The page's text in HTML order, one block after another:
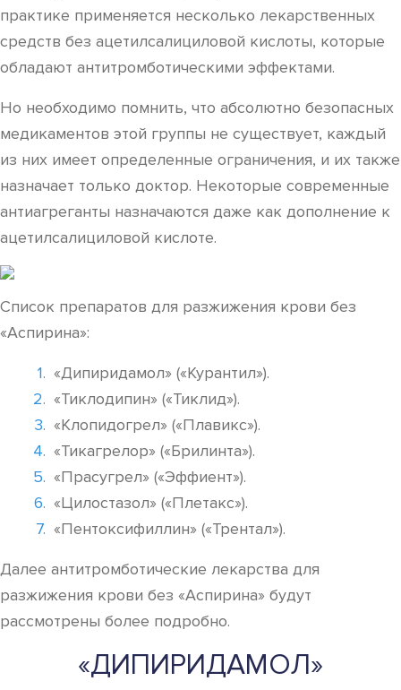
практике применяется несколько лекарственных
средств без ацетилсалициловой кислоты, которые
обладают антитромботическими эффектами.
Но необходимо помнить, что абсолютно безопасных
медикаментов этой группы не существует, каждый
из них имеет определенные ограничения, и их также
назначает только доктор. Некоторые современные
антиагреганты назначаются даже как дополнение к
ацетилсалициловой кислоте.
Список препаратов для разжижения крови без
«Аспирина»:
«Дипиридамол» («Курантил»).
«Тиклодипин» («Тиклид»).
«Клопидогрел» («Плавикс»).
«Тикагрелор» («Брилинта»).
«Прасугрел» («Эффиент»).
«Цилостазол» («Плетакс»).
«Пентоксифиллин» («Трентал»).
Далее антитромботические лекарства для
разжижения крови без «Аспирина» будут
рассмотрены более подробно.
«ДИПИРИДАМОЛ»